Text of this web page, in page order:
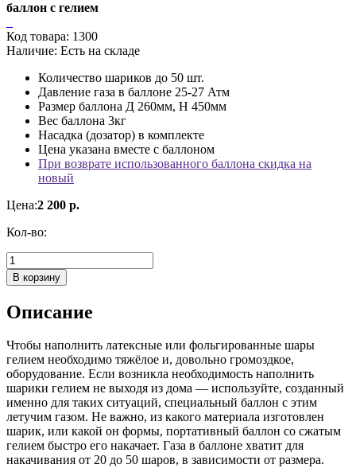
баллон с гелием
Код товара: 1300
Наличие: Есть на складе
Количество шариков до 50 шт.
Давление газа в баллоне 25-27 Атм
Размер баллона Д 260мм, Н 450мм
Вес баллона 3кг
Насадка (дозатор) в комплекте
Цена указана вместе с баллоном
При возврате использованного баллона скидка на
новый
Цена:2 200 р.
Кол-во:
В корзину
Описание
Чтобы наполнить латексные или фольгированные шары
гелием необходимо тяжёлое и, довольно громоздкое,
оборудование. Если возникла необходимость наполнить
шарики гелием не выходя из дома — используйте, созданный
именно для таких ситуаций, специальный баллон с этим
летучим газом. Не важно, из какого материала изготовлен
шарик, или какой он формы, портативный баллон со сжатым
гелием быстро его накачает. Газа в баллоне хватит для
накачивания от 20 до 50 шаров, в зависимости от размера.